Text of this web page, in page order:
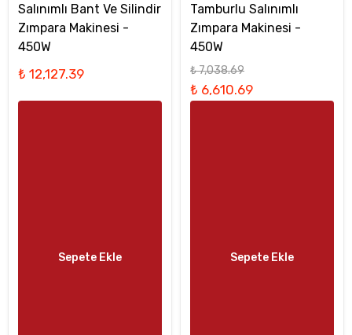
Salınımlı Bant Ve Silindir
Zımpara Makinesi -
450W
₺ 12,127.39
Sepete Ekle
Tamburlu Salınımlı
Zımpara Makinesi -
450W
₺ 7,038.69
₺ 6,610.69
Sepete Ekle